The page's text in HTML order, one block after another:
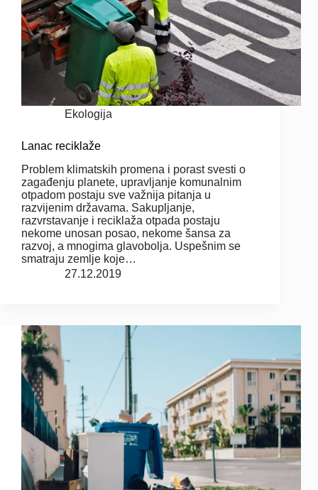
Ekologija
Lanac reciklaže
Problem klimatskih promena i porast svesti o
zagađenju planete, upravljanje komunalnim
otpadom postaju sve važnija pitanja u
razvijenim državama. Sakupljanje,
razvrstavanje i reciklaža otpada postaju
nekome unosan posao, nekome šansa za
razvoj, a mnogima glavobolja. Uspešnim se
smatraju zemlje koje…
27.12.2019